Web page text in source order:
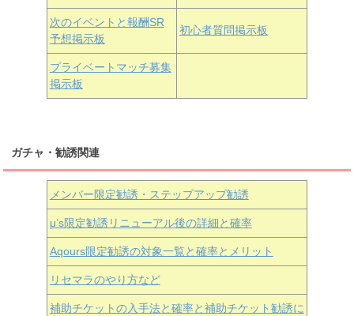
朝香果林 近江彼方 エマ・ヴェルデ
次のイベントと報酬SR
予想掲示板
初心者質問掲示板
プライベートマッチ募集
掲示板
ガチャ・勧誘関連
メンバー限定勧誘・ステップアップ勧誘
μ’s限定勧誘リニューアル後の詳細と確率
Aqours限定勧誘の対象一覧と確率とメリット
リセマラのやり方など
補助チケットの入手法と確率と補助チケット勧誘に